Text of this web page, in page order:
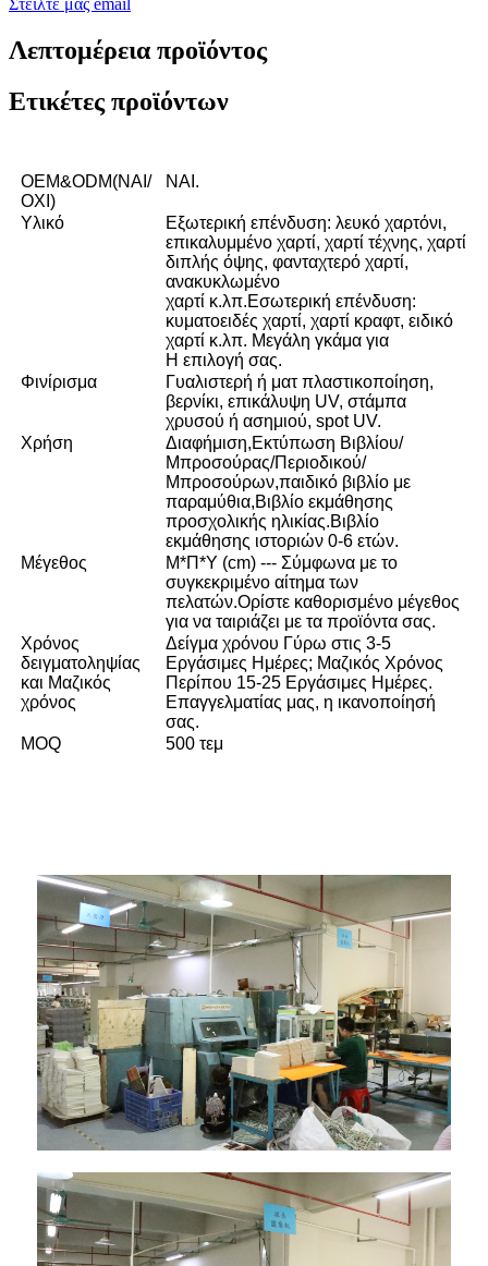
Στείλτε μας email
Λεπτομέρεια προϊόντος
Ετικέτες προϊόντων
OEM&ODM(ΝΑΙ/
ΟΧΙ)
ΝΑΙ.
Υλικό
Εξωτερική επένδυση: λευκό χαρτόνι,
επικαλυμμένο χαρτί, χαρτί τέχνης, χαρτί
διπλής όψης, φανταχτερό χαρτί,
ανακυκλωμένο
χαρτί κ.λπ.Εσωτερική επένδυση:
κυματοειδές χαρτί, χαρτί κραφτ, ειδικό
χαρτί κ.λπ. Μεγάλη γκάμα για
Η επιλογή σας.
Φινίρισμα
Γυαλιστερή ή ματ πλαστικοποίηση,
βερνίκι, επικάλυψη UV, στάμπα
χρυσού ή ασημιού, spot UV.
Χρήση
Διαφήμιση,Εκτύπωση Βιβλίου/
Μπροσούρας/Περιοδικού/
Μπροσούρων,παιδικό βιβλίο με
παραμύθια,Βιβλίο εκμάθησης
προσχολικής ηλικίας.Βιβλίο
εκμάθησης ιστοριών 0-6 ετών.
Μέγεθος
Μ*Π*Υ (cm) --- Σύμφωνα με το
συγκεκριμένο αίτημα των
πελατών.Ορίστε καθορισμένο μέγεθος
για να ταιριάζει με τα προϊόντα σας.
Χρόνος
δειγματοληψίας
και Μαζικός
χρόνος
Δείγμα χρόνου Γύρω στις 3-5
Εργάσιμες Ημέρες; Μαζικός Χρόνος
Περίπου 15-25 Εργάσιμες Ημέρες.
Επαγγελματίας μας, η ικανοποίησή
σας.
MOQ
500 τεμ